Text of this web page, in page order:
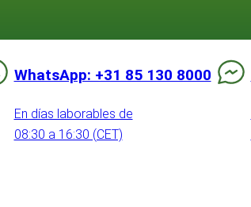
WhatsApp: +31 85 130 8000
En días laborables de
08:30 a 16:30 (CET)